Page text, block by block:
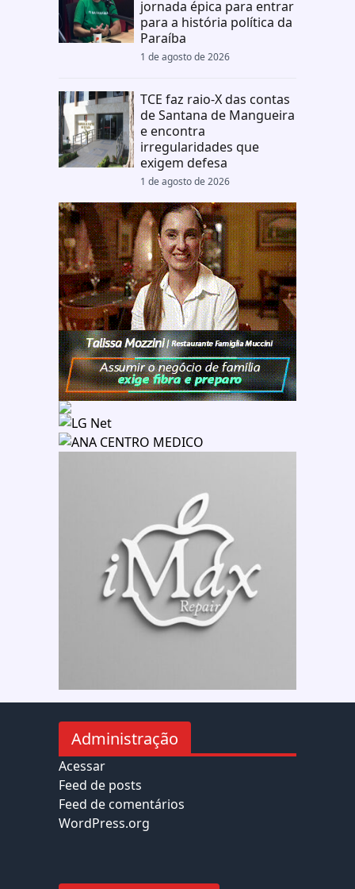
jornada épica para entrar
para a história política da
Paraíba
1 de agosto de 2026
TCE faz raio-X das contas
de Santana de Mangueira
e encontra
irregularidades que
exigem defesa
1 de agosto de 2026
Administração
Acessar
Feed de posts
Feed de comentários
WordPress.org